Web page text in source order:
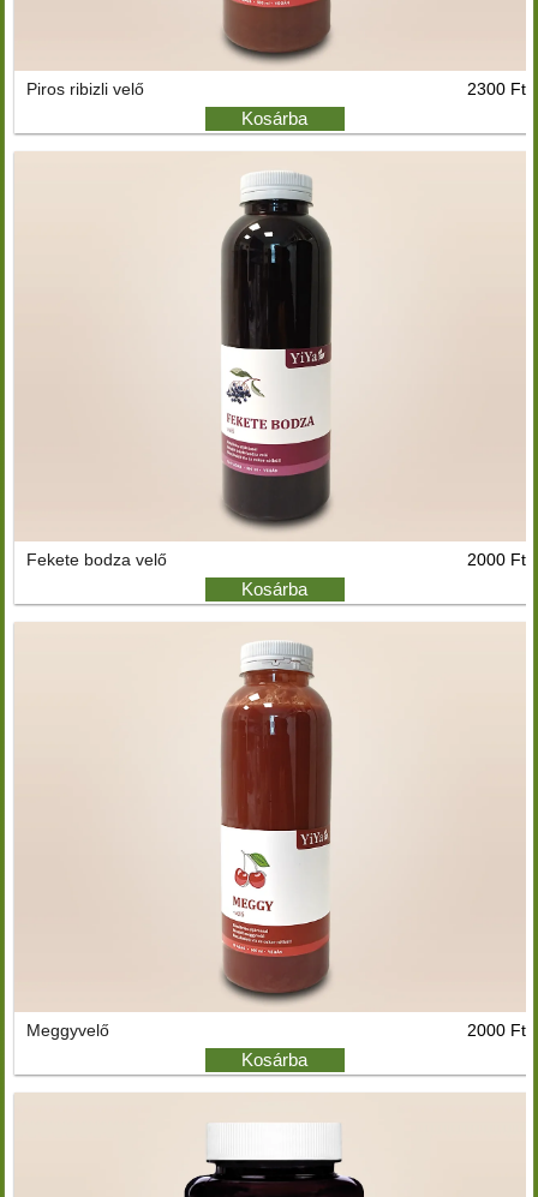
Piros ribizli velő 2300 Ft
Kosárba
Fekete bodza velő 2000 Ft
Kosárba
Meggyvelő 2000 Ft
Kosárba